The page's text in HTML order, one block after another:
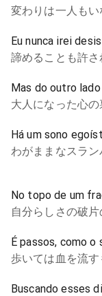
変わりは一人も
Eu nunca irei
諦めることも許さ
Mas do outro
大人になった心の
Há um sono
わがままなスラ
No topo de um
自分らしさの破片
É passos, como o
歩いては血を流す
Buscando esses